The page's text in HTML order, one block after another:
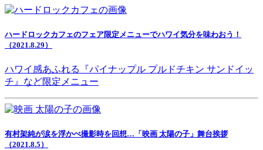
ハードロックカフェのフェア限定メニューでハワイ気分を味わおう！
（2021.8.29）
ハワイ感あふれる『パイナップル プルドチキン サンドイッ
チ』など限定メニュー
有村架純が涙を浮かべ撮影時を回想…「映画 太陽の子」舞台挨拶
（2021.8.5）